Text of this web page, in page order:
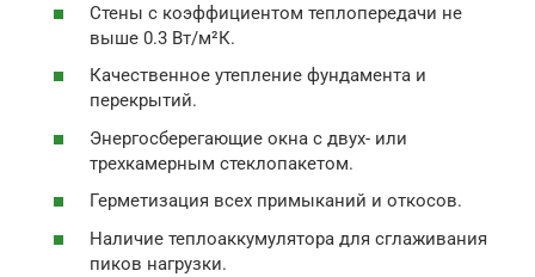
Стены с коэффициентом теплопередачи не
выше 0.3 Вт/м²К.
Качественное утепление фундамента и
перекрытий.
Энергосберегающие окна с двух- или
трехкамерным стеклопакетом.
Герметизация всех примыканий и откосов.
Наличие теплоаккумулятора для сглаживания
пиков нагрузки.